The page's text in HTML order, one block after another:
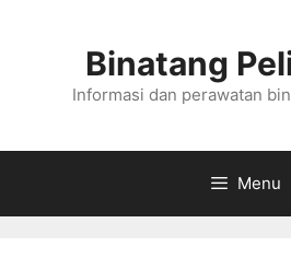
Binatang
Informasi dan perawatan
Menu